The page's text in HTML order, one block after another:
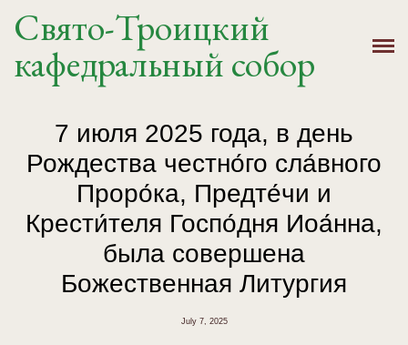
Главная
История
Расписание
Новости
Крещение, Венчание
Свято-Троицкий
кафедральный собор
7 июля 2025 года, в день
Рождества честно́го сла́вного
Проро́ка, Предте́чи и
Крести́теля Госпо́дня Иоа́нна,
была совершена
Божественная Литургия
July 7, 2025